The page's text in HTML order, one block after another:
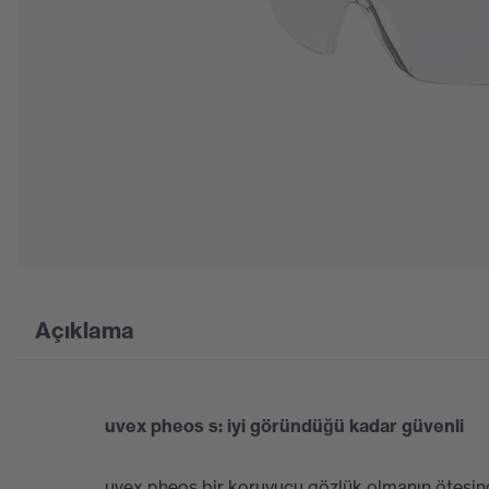
Açıklama
uvex pheos s: iyi göründüğü kadar güvenli